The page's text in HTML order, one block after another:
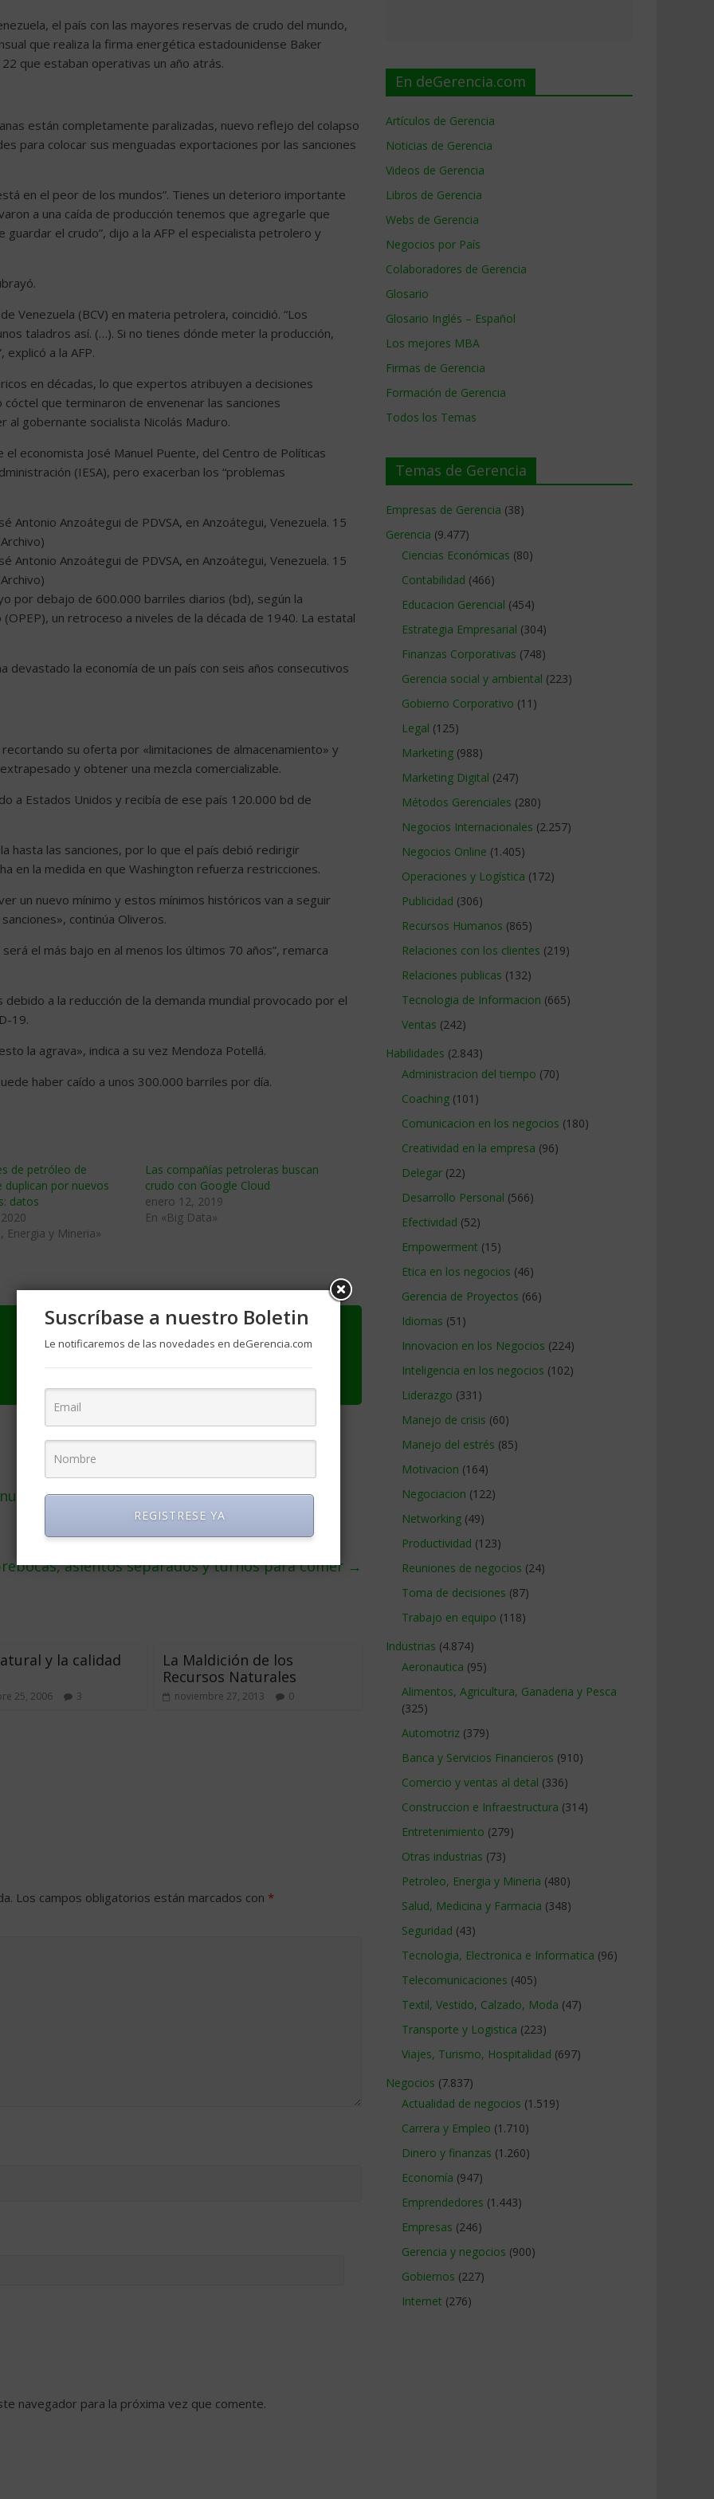
el país con las mayores reservas de crudo del mundo,
que realiza la firma energética estadounidense Baker
que estaban operativas un año atrás.
están completamente paralizadas, nuevo reflejo del colapso
para colocar sus menguadas exportaciones por las sanciones
en el peor de los mundos”. Tienes un deterioro importante
a una caída de producción tenemos que agregarle que
el crudo”, dijo a la AFP el especialista petrolero y
Venezuela (BCV) en materia petrolera, coincidió. “Los
taladros así. (…). Si no tienes dónde meter la producción,
a la AFP.
en décadas, lo que expertos atribuyen a decisiones
que terminaron de envenenar las sanciones
gobernante socialista Nicolás Maduro.
el economista José Manuel Puente, del Centro de Políticas
(IESA), pero exacerban los “problemas
Antonio Anzoátegui de PDVSA, en Anzoátegui, Venezuela. 15
Antonio Anzoátegui de PDVSA, en Anzoátegui, Venezuela. 15
por debajo de 600.000 barriles diarios (bd), según la
un retroceso a niveles de la década de 1940. La estatal
devastado la economía de un país con seis años consecutivos
su oferta por «limitaciones de almacenamiento» y
y obtener una mezcla comercializable.
a Estados Unidos y recibía de ese país 120.000 bd de
hasta las sanciones, por lo que el país debió redirigir
en la medida en que Washington refuerza restricciones.
un nuevo mínimo y estos mínimos históricos van a seguir
continúa Oliveros.
el más bajo en al menos los últimos 70 años”, remarca
a la reducción de la demanda mundial provocado por el
19.
la agrava», indica a su vez Mendoza Potellá.
haber caído a unos 300.000 barriles por día.
de petróleo de
duplican por nuevos
datos
Energia y Mineria»
Las compañías petroleras buscan
crudo con Google Cloud
enero 12, 2019
En «Big Data»
asientos separados y turnos para comer →
y la calidad
25, 2006 3
La Maldición de los
Recursos Naturales
noviembre 27, 2013 0
Los campos obligatorios están marcados con *
navegador para la próxima vez que comente.
En deGerencia.com
Artículos de Gerencia
Noticias de Gerencia
Videos de Gerencia
Libros de Gerencia
Webs de Gerencia
Negocios por País
Colaboradores de Gerencia
Glosario
Glosario Inglés – Español
Los mejores MBA
Firmas de Gerencia
Formación de Gerencia
Todos los Temas
Temas de Gerencia
Empresas de Gerencia (38)
Gerencia (9.477)
Ciencias Económicas (80)
Contabilidad (466)
Educacion Gerencial (454)
Estrategia Empresarial (304)
Finanzas Corporativas (748)
Gerencia social y ambiental (223)
Gobierno Corporativo (11)
Legal (125)
Marketing (988)
Marketing Digital (247)
Métodos Gerenciales (280)
Negocios Internacionales (2.257)
Negocios Online (1.405)
Operaciones y Logística (172)
Publicidad (306)
Recursos Humanos (865)
Relaciones con los clientes (219)
Relaciones publicas (132)
Tecnologia de Informacion (665)
Ventas (242)
Habilidades (2.843)
Administracion del tiempo (70)
Coaching (101)
Comunicacion en los negocios (180)
Creatividad en la empresa (96)
Delegar (22)
Desarrollo Personal (566)
Efectividad (52)
Empowerment (15)
Etica en los negocios (46)
Gerencia de Proyectos (66)
Idiomas (51)
Innovacion en los Negocios (224)
Inteligencia en los negocios (102)
Liderazgo (331)
Manejo de crisis (60)
Manejo del estrés (85)
Motivacion (164)
Negociacion (122)
Networking (49)
Productividad (123)
Reuniones de negocios (24)
Toma de decisiones (87)
Trabajo en equipo (118)
Industrias (4.874)
Aeronautica (95)
Alimentos, Agricultura, Ganaderia y Pesca
(325)
Automotriz (379)
Banca y Servicios Financieros (910)
Comercio y ventas al detal (336)
Construccion e Infraestructura (314)
Entretenimiento (279)
Otras industrias (73)
Petroleo, Energia y Mineria (480)
Salud, Medicina y Farmacia (348)
Seguridad (43)
Tecnologia, Electronica e Informatica (96)
Telecomunicaciones (405)
Textil, Vestido, Calzado, Moda (47)
Transporte y Logistica (223)
Viajes, Turismo, Hospitalidad (697)
Negocios (7.837)
Actualidad de negocios (1.519)
Carrera y Empleo (1.710)
Dinero y finanzas (1.260)
Economía (947)
Emprendedores (1.443)
Empresas (246)
Gerencia y negocios (900)
Gobiernos (227)
Internet (276)
Suscríbase a nuestro Boletin
Le notificaremos de las novedades en deGerencia.com
REGISTRESE YA